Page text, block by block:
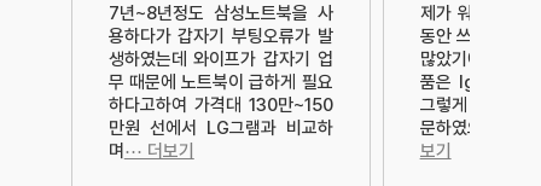
7년~8년정도 삼성노트북을 사
용하다가 갑자기 부팅오류가 발
생하였는데 와이프가 갑자기 업
무 때문에 노트북이 급하게 필요
하다고하여 가격대 130만~150
만원 선에서 LG그램과 비교하
며 ⋯ 더보기
제가 워낙 무거
동안 쓰면서 기
많았기에 처음
품은 lg전자의
그렇게 오프라
문하였으나 이
보기